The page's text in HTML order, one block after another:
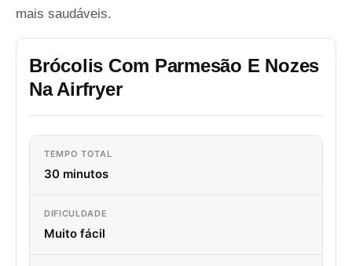
mais saudáveis.
Brócolis Com Parmesão E Nozes
Na Airfryer
TEMPO TOTAL
30 minutos
DIFICULDADE
Muito fácil